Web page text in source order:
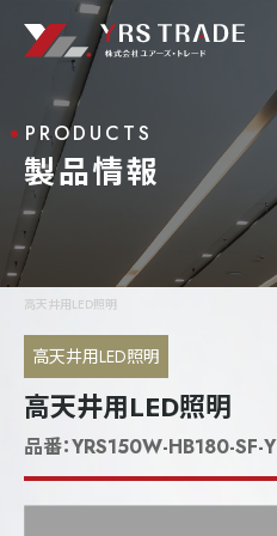
高天井用LED照明
PRODUCTS
製品情報
高天井用LED照明
高天井用LED照明
品番：YRS150W-HB180-SF-Y